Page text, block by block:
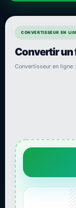
CONVERTISSEUR EN
Convertir un
Convertisseur en